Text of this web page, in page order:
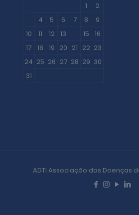
1
2
4 5 6 7 8
9
10
11 12 13 15
16
17
18 19 20 21 22 23
24 25 26 27 28 29 30
31
ADTI Associação das Doenças